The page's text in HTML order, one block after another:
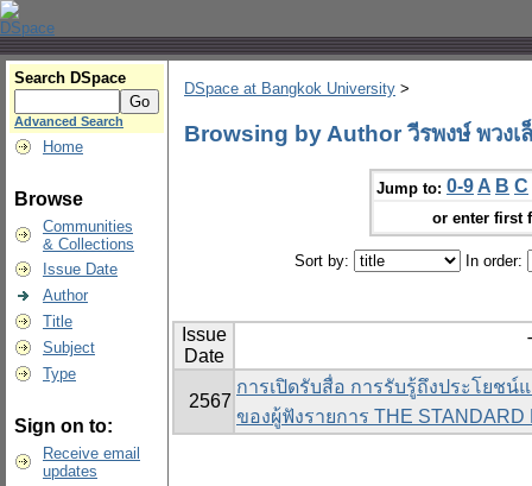
Search DSpace
Advanced Search
Home
Browse
Communities
& Collections
Issue Date
Author
Title
Subject
Type
Sign on to:
Receive email
updates
DSpace at Bangkok University >
Browsing by Author วีรพงษ์ พวงเ
Jump to: 0-9 A B C
or enter first
Sort by: In order:
Issue
Date
2567
การเปิดรับสื่อ การรับรู้ถึงประโยช
ของผู้ฟังรายการ THE STANDARD